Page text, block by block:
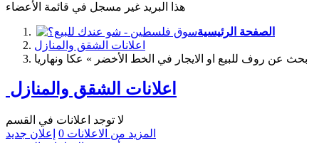
هذا البريد غير مسجل في قائمة الأعضاء
الصفحة الرئيسية
اعلانات الشقق والمنازل
بحث عن روف للبيع او الايجار في الخط الأخضر » عكا ونهاريا
اعلانات الشقق والمنازل
لا توجد اعلانات في القسم
المزيد من الاعلانات 0 إعلان جديد